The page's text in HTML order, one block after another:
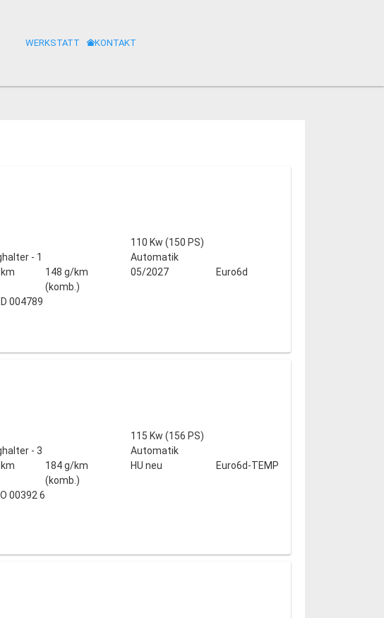
WERKSTATT KONTAKT
110 Kw (150 PS)
- 1
Automatik
148 g/km
(komb.)
05/2027 Euro6d
004789
115 Kw (156 PS)
- 3
Automatik
184 g/km
(komb.)
HU neu Euro6d-TEMP
00392 6